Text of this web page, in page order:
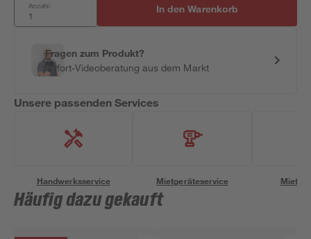
Anzahl: In den Warenkorb
Fragen zum Produkt?
Sofort-Videoberatung aus dem Markt
Unsere passenden Services
Handwerksservice Mietgeräteservice
Häufig dazu gekauft